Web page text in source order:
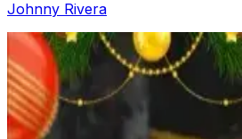
Johnny Rivera